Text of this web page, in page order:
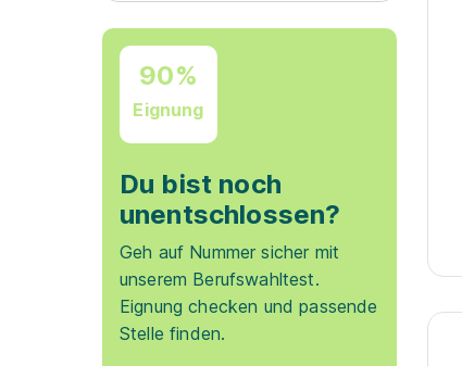
90%
Eignung
Du bist noch
unentschlossen?
Geh auf Nummer sicher mit
unserem Berufswahltest.
Eignung checken und passende
Stelle finden.